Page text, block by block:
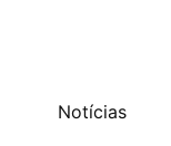
Notícias